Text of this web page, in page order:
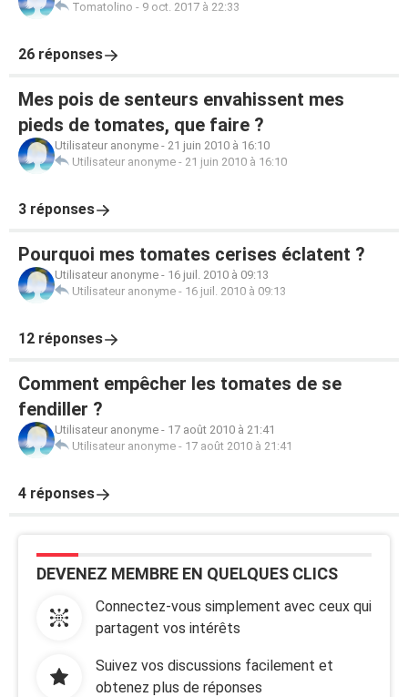
Tomatolino - 9 oct. 2017 à 22:33
26 réponses
Mes pois de senteurs envahissent mes
pieds de tomates, que faire ?
Utilisateur anonyme - 21 juin 2010 à 16:10
Utilisateur anonyme - 21 juin 2010 à 16:10
3 réponses
Pourquoi mes tomates cerises éclatent ?
Utilisateur anonyme - 16 juil. 2010 à 09:13
Utilisateur anonyme - 16 juil. 2010 à 09:13
12 réponses
Comment empêcher les tomates de se
fendiller ?
Utilisateur anonyme - 17 août 2010 à 21:41
Utilisateur anonyme - 17 août 2010 à 21:41
4 réponses
DEVENEZ MEMBRE EN QUELQUES CLICS
Connectez-vous simplement avec ceux qui
partagent vos intérêts
Suivez vos discussions facilement et
obtenez plus de réponses